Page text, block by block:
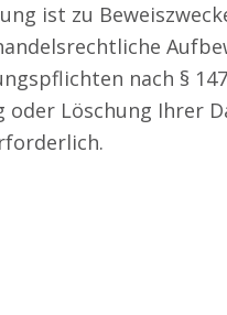
ist zu
nach §
Löschung Ihrer